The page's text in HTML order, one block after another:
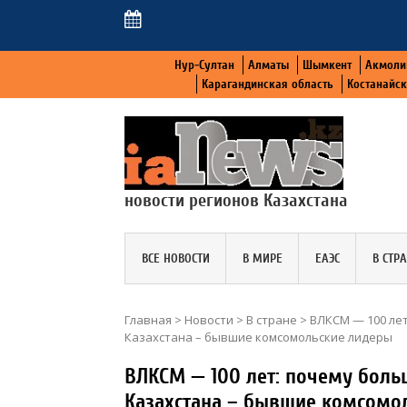
Нур-Султан Алматы Шымкент
Карагандинская область
новости регионов Казахстана
ВСЕ НОВОСТИ В МИРЕ ЕАЭС В
Главная > Новости > В стране > ВЛКСМ — 100
Казахстана – бывшие комсомольские лидеры
ВЛКСМ — 100 лет: почему
Казахстана – бывшие